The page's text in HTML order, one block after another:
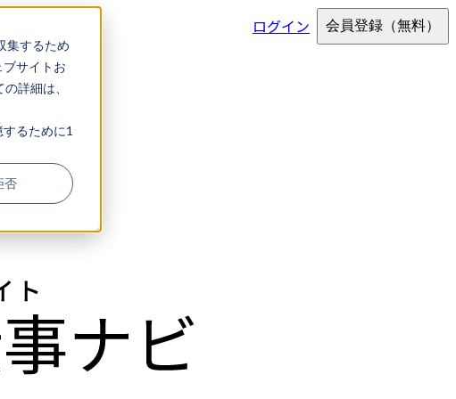
集するため
サイトお
詳細は、
るために1
否
ログイン 会員登録 （無料）